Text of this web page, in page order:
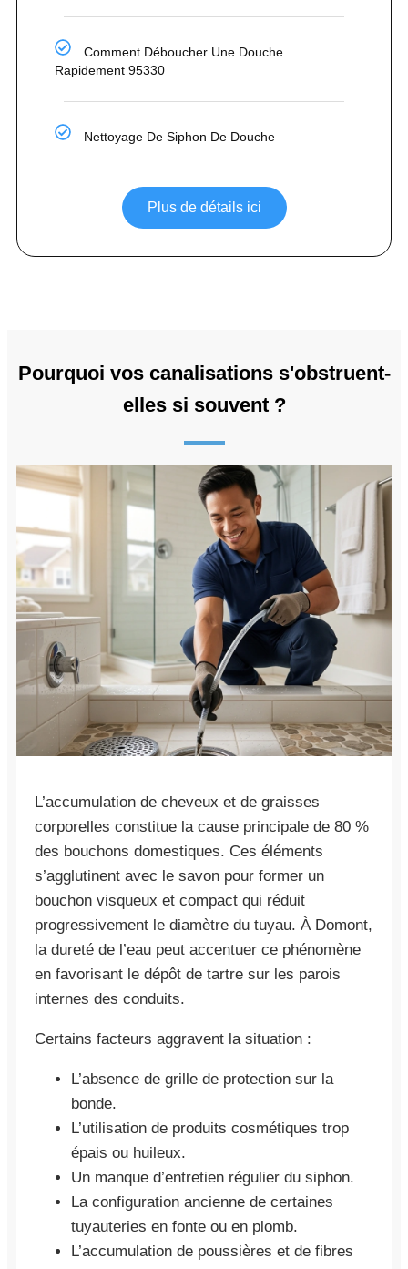
Comment Déboucher Une Douche
Rapidement 95330
Nettoyage De Siphon De Douche
Plus de détails ici
Pourquoi vos canalisations s'obstruent-
elles si souvent ?
L’accumulation de cheveux et de graisses
corporelles constitue la cause principale de 80 %
des bouchons domestiques. Ces éléments
s’agglutinent avec le savon pour former un
bouchon visqueux et compact qui réduit
progressivement le diamètre du tuyau. À Domont,
la dureté de l’eau peut accentuer ce phénomène
en favorisant le dépôt de tartre sur les parois
internes des conduits.
Certains facteurs aggravent la situation :
L’absence de grille de protection sur la
bonde.
L’utilisation de produits cosmétiques trop
épais ou huileux.
Un manque d’entretien régulier du siphon.
La configuration ancienne de certaines
tuyauteries en fonte ou en plomb.
L’accumulation de poussières et de fibres